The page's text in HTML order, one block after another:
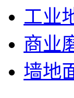
工业
商业
墙地